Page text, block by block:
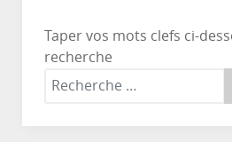
Taper vos mots clefs ci-
recherche